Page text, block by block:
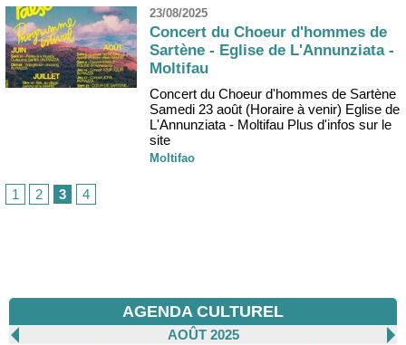
23/08/2025
Concert du Choeur d'hommes de
Sartène - Eglise de L'Annunziata -
Moltifau
Concert du Choeur d'hommes de Sartène
Samedi 23 août (Horaire à venir) Eglise de
L'Annunziata - Moltifau Plus d'infos sur le
site
Moltifao
1 2 3 4
AGENDA CULTUREL
AOÛT 2025